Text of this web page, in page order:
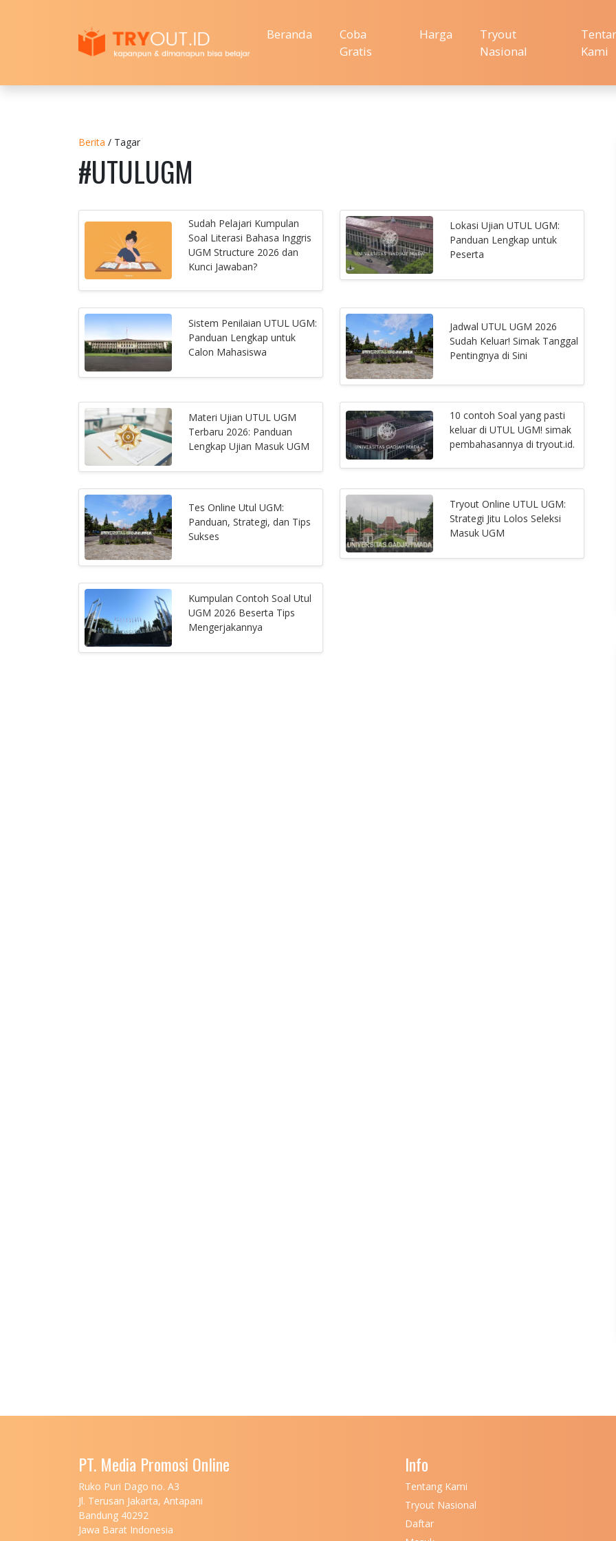
Beranda
Coba
Gratis
Harga
Tryout
Nasional
Kami
Berita / Tagar
#UTULUGM
Sudah Pelajari Kumpulan
Soal Literasi Bahasa Inggris
UGM Structure 2026 dan
Kunci Jawaban?
Lokasi Ujian UTUL UGM:
Panduan Lengkap untuk
Peserta
Sistem Penilaian UTUL UGM:
Panduan Lengkap untuk
Calon Mahasiswa
Jadwal UTUL UGM 2026
Sudah Keluar! Simak Tanggal
Pentingnya di Sini
Materi Ujian UTUL UGM
Terbaru 2026: Panduan
Lengkap Ujian Masuk UGM
10 contoh Soal yang pasti
keluar di UTUL UGM! simak
pembahasannya di tryout.id.
Tes Online Utul UGM:
Panduan, Strategi, dan Tips
Sukses
Tryout Online UTUL UGM:
Strategi Jitu Lolos Seleksi
Masuk UGM
Kumpulan Contoh Soal Utul
UGM 2026 Beserta Tips
Mengerjakannya
PT. Media Promosi Online
Ruko Puri Dago no. A3
Jl. Terusan Jakarta, Antapani
Bandung 40292
Jawa Barat Indonesia
Info
Tentang Kami
Tryout Nasional
Daftar